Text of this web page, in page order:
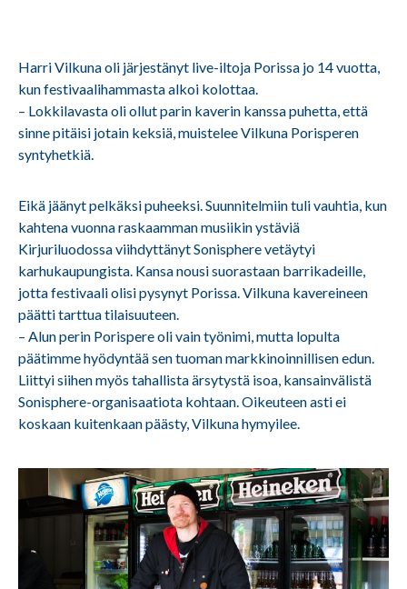
Harri Vilkuna oli järjestänyt live-iltoja Porissa jo 14 vuotta,
kun festivaalihammasta alkoi kolottaa.
– Lokkilavasta oli ollut parin kaverin kanssa puhetta, että
sinne pitäisi jotain keksiä, muistelee Vilkuna Porisperen
syntyhetkiä.
Eikä jäänyt pelkäksi puheeksi. Suunnitelmiin tuli vauhtia, kun
kahtena vuonna raskaamman musiikin ystäviä
Kirjuriluodossa viihdyttänyt Sonisphere vetäytyi
karhukaupungista. Kansa nousi suorastaan barrikadeille,
jotta festivaali olisi pysynyt Porissa. Vilkuna kavereineen
päätti tarttua tilaisuuteen.
– Alun perin Porispere oli vain työnimi, mutta lopulta
päätimme hyödyntää sen tuoman markkinoinnillisen edun.
Liittyi siihen myös tahallista ärsytystä isoa, kansainvälistä
Sonisphere-organisaatiota kohtaan. Oikeuteen asti ei
koskaan kuitenkaan päästy, Vilkuna hymyilee.